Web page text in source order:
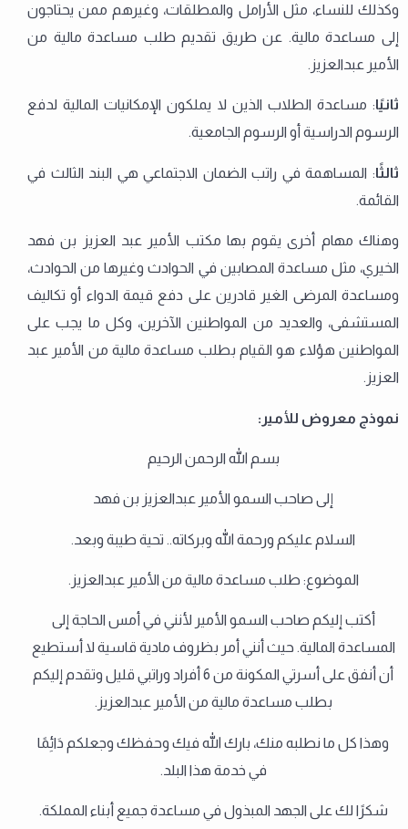
وكذلك للنساء، مثل الأرامل والمطلقات، وغيرهم ممن يحتاجون
إلى مساعدة مالية. عن طريق تقديم طلب مساعدة مالية من
الأمير عبدالعزيز.
ثانيًا: مساعدة الطلاب الذين لا يملكون الإمكانيات المالية لدفع
الرسوم الدراسية أو الرسوم الجامعية.
ثالثًا: المساهمة في راتب الضمان الاجتماعي هي البند الثالث في
القائمة.
وهناك مهام أخرى يقوم بها مكتب الأمير عبد العزيز بن فهد
الخيري، مثل مساعدة المصابين في الحوادث وغيرها من الحوادث،
ومساعدة المرضى الغير قادرين على دفع قيمة الدواء أو تكاليف
المستشفى، والعديد من المواطنين الآخرين، وكل ما يجب على
المواطنين هؤلاء هو القيام بطلب مساعدة مالية من الأمير عبد
العزيز.
نموذج معروض للأمير:
بسم الله الرحمن الرحيم
إلى صاحب السمو الأمير عبدالعزيز بن فهد
السلام عليكم ورحمة الله وبركاته.. تحية طيبة وبعد.
الموضوع: طلب مساعدة مالية من الأمير عبدالعزيز.
أكتب إليكم صاحب السمو الأمير لأنني في أمس الحاجة إلى
المساعدة المالية. حيث أنني أمر بظروف مادية قاسية لا أستطيع
أن أنفق على أسرتي المكونة من 6 أفراد وراتبي قليل وتقدم إليكم
بطلب مساعدة مالية من الأمير عبدالعزيز.
وهذا كل ما نطلبه منك، بارك الله فيك وحفظك وجعلكم دَائِمًا
في خدمة هذا البلد.
شكرًا لك على الجهد المبذول في مساعدة جميع أبناء المملكة.